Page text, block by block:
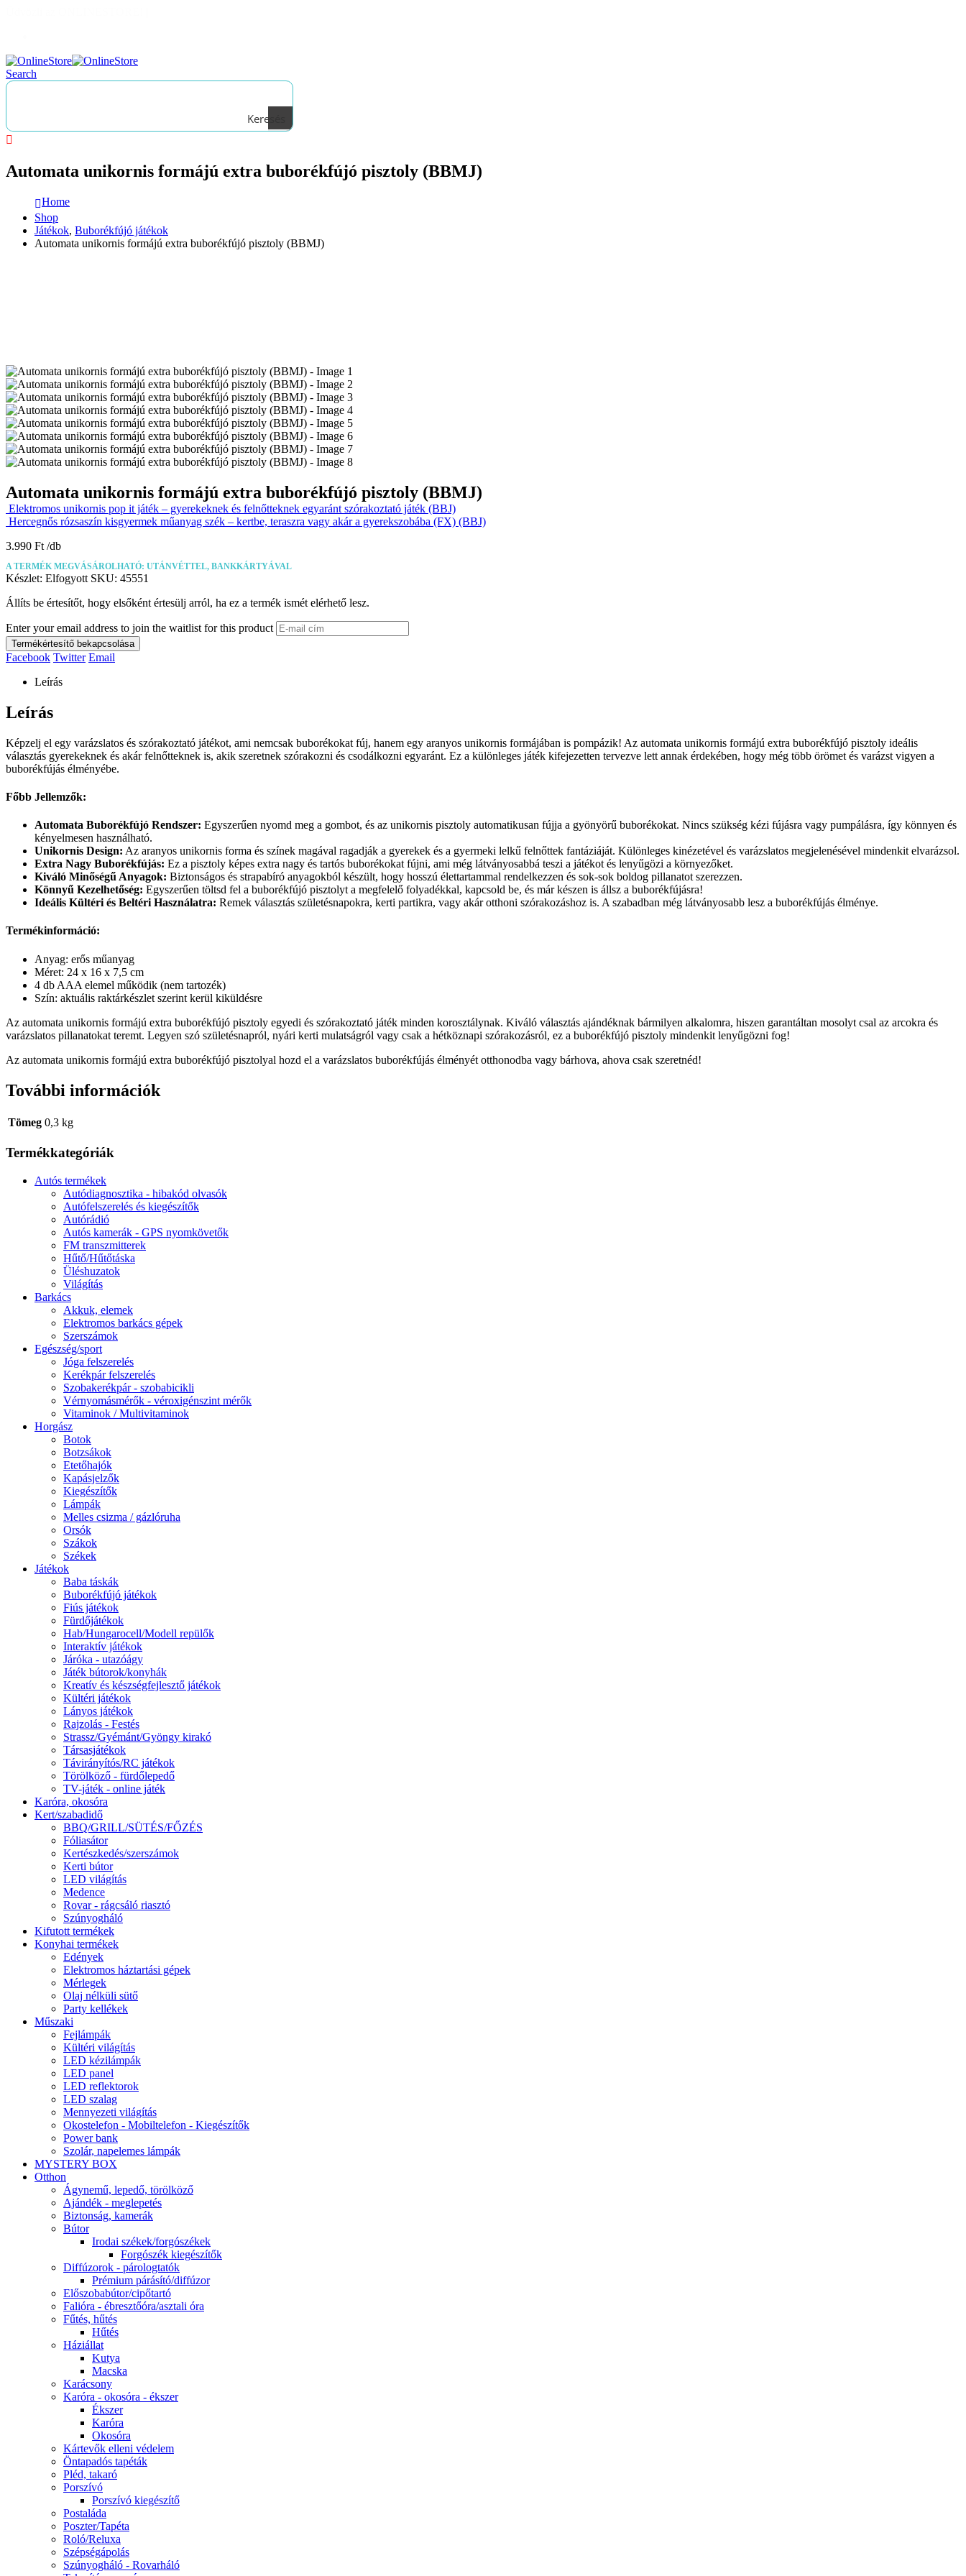
Search
Keresés
Automata unikornis formájú extra buborékfújó pisztoly (BBMJ)
Home
Shop
Játékok, Buborékfújó játékok
Automata unikornis formájú extra buborékfújó pisztoly (BBMJ)
Automata unikornis formájú extra buborékfújó pisztoly (BBMJ)
Elektromos unikornis pop it játék – gyerekeknek és felnőtteknek egyaránt szórakoztató játék (BBJ)
Hercegnős rózsaszín kisgyermek műanyag szék – kertbe, teraszra vagy akár a gyerekszobába (FX) (BBJ)
3.990 Ft
A TERMÉK MEGVÁSÁROLHATÓ: UTÁNVÉTTEL, BANKKÁRTYÁVAL
Készlet: Elfogyott SKU: 45551
Állíts be értesítőt, hogy elsőként értesülj arról, ha ez a termék ismét elérhető lesz.
Enter your email address to join the waitlist for this product
Termékértesítő bekapcsolása
Facebook Twitter Email
Leírás
Leírás
Képzelj el egy varázslatos és szórakoztató játékot, ami nemcsak buborékokat fúj, hanem egy aranyos unikornis formájában is pompázik! Az automata unikornis formájú extra buborékfújó pisztoly ideális
választás gyerekeknek és akár felnőtteknek is, akik szeretnek szórakozni és csodálkozni egyaránt. Ez a különleges játék kifejezetten tervezve lett annak érdekében, hogy még több örömet és varázst vigyen a
buborékfújás élményébe.
Főbb Jellemzők:
Automata Buborékfújó Rendszer: Egyszerűen nyomd meg a gombot, és az unikornis pisztoly automatikusan fújja a gyönyörű buborékokat. Nincs szükség kézi fújásra vagy pumpálásra, így könnyen és
kényelmesen használható.
Unikornis Design: Az aranyos unikornis forma és színek magával ragadják a gyerekek és a gyermeki lelkű felnőttek fantáziáját. Különleges kinézetével és varázslatos megjelenésével mindenkit elvarázsol.
Extra Nagy Buborékfújás: Ez a pisztoly képes extra nagy és tartós buborékokat fújni, ami még látványosabbá teszi a játékot és lenyűgözi a környezőket.
Kiváló Minőségű Anyagok: Biztonságos és strapabíró anyagokból készült, hogy hosszú élettartammal rendelkezzen és sok-sok boldog pillanatot szerezzen.
Könnyű Kezelhetőség: Egyszerűen töltsd fel a buborékfújó pisztolyt a megfelelő folyadékkal, kapcsold be, és már készen is állsz a buborékfújásra!
Ideális Kültéri és Beltéri Használatra: Remek választás születésnapokra, kerti partikra, vagy akár otthoni szórakozáshoz is. A szabadban még látványosabb lesz a buborékfújás élménye.
Termékinformáció:
Anyag: erős műanyag
Méret: 24 x 16 x 7,5 cm
4 db AAA elemel működik (nem tartozék)
Szín: aktuális raktárkészlet szerint kerül kiküldésre
Az automata unikornis formájú extra buborékfújó pisztoly egyedi és szórakoztató játék minden korosztálynak. Kiváló választás ajándéknak bármilyen alkalomra, hiszen garantáltan mosolyt csal az arcokra és
varázslatos pillanatokat teremt. Legyen szó születésnapról, nyári kerti mulatságról vagy csak a hétköznapi szórakozásról, ez a buborékfújó pisztoly mindenkit lenyűgözni fog!
Az automata unikornis formájú extra buborékfújó pisztolyal hozd el a varázslatos buborékfújás élményét otthonodba vagy bárhova, ahova csak szeretnéd!
További információk
Tömeg 0,3 kg
Termékkategóriák
Autós termékek
Autódiagnosztika - hibakód olvasók
Autófelszerelés és kiegészítők
Autórádió
Autós kamerák - GPS nyomkövetők
FM transzmitterek
Hűtő/Hűtőtáska
Üléshuzatok
Világítás
Barkács
Akkuk, elemek
Elektromos barkács gépek
Szerszámok
Egészség/sport
Jóga felszerelés
Kerékpár felszerelés
Szobakerékpár - szobabicikli
Vérnyomásmérők - véroxigénszint mérők
Vitaminok / Multivitaminok
Horgász
Botok
Botzsákok
Etetőhajók
Kapásjelzők
Kiegészítők
Lámpák
Melles csizma / gázlóruha
Orsók
Szákok
Székek
Játékok
Baba táskák
Buborékfújó játékok
Fiús játékok
Fürdőjátékok
Hab/Hungarocell/Modell repülők
Interaktív játékok
Járóka - utazóágy
Játék bútorok/konyhák
Kreatív és készségfejlesztő játékok
Kültéri játékok
Lányos játékok
Rajzolás - Festés
Strassz/Gyémánt/Gyöngy kirakó
Társasjátékok
Távirányítós/RC játékok
Törölköző - fürdőlepedő
TV-játék - online játék
Karóra, okosóra
Kert/szabadidő
BBQ/GRILL/SÜTÉS/FŐZÉS
Fóliasátor
Kertészkedés/szerszámok
Kerti bútor
LED világítás
Medence
Rovar - rágcsáló riasztó
Szúnyogháló
Kifutott termékek
Konyhai termékek
Edények
Elektromos háztartási gépek
Mérlegek
Olaj nélküli sütő
Party kellékek
Műszaki
Fejlámpák
Kültéri világítás
LED kézilámpák
LED panel
LED reflektorok
LED szalag
Mennyezeti világítás
Okostelefon - Mobiltelefon - Kiegészítők
Power bank
Szolár, napelemes lámpák
MYSTERY BOX
Otthon
Ágynemű, lepedő, törölköző
Ajándék - meglepetés
Biztonság, kamerák
Bútor
Irodai székek/forgószékek
Forgószék kiegészítők
Diffúzorok - párologtatók
Prémium párásító/diffúzor
Előszobabútor/cipőtartó
Falióra - ébresztőóra/asztali óra
Fűtés, hűtés
Hűtés
Háziállat
Kutya
Macska
Karácsony
Karóra - okosóra - ékszer
Ékszer
Karóra
Okosóra
Kártevők elleni védelem
Öntapadós tapéták
Pléd, takaró
Porszívó
Porszívó kiegészítő
Postaláda
Poszter/Tapéta
Roló/Reluxa
Szépségápolás
Szúnyogháló - Rovarháló